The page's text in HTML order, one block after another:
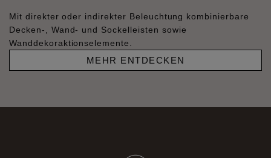
Mit direkter oder indirekter Beleuchtung kombinierbare
Decken-, Wand- und Sockelleisten sowie
Wanddekoraktionselemente.
MEHR ENTDECKEN